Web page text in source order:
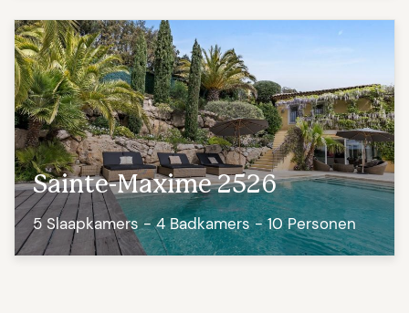
Sainte-Maxime 2526
5 Slaapkamers - 4 Badkamers - 10 Personen